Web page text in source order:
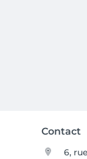
Contact
6,